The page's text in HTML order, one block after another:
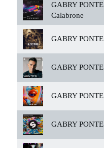
GABRY
Calabrone
GABRY
GABRY
GABRY
GABRY